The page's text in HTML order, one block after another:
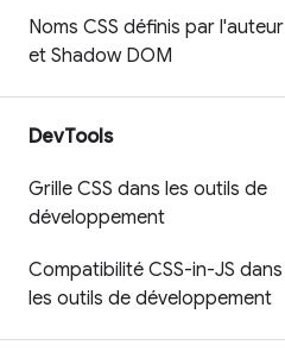
Noms CSS définis par l'auteur
et Shadow DOM
DevTools
Grille CSS dans les outils de
développement
Compatibilité CSS-in-JS dans
les outils de développement